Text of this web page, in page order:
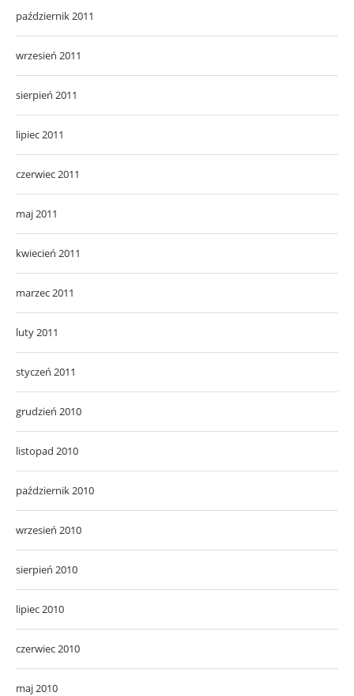
październik 2011
wrzesień 2011
sierpień 2011
lipiec 2011
czerwiec 2011
maj 2011
kwiecień 2011
marzec 2011
luty 2011
styczeń 2011
grudzień 2010
listopad 2010
październik 2010
wrzesień 2010
sierpień 2010
lipiec 2010
czerwiec 2010
maj 2010